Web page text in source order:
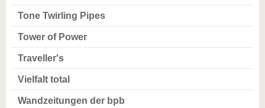
Tone Twirling Pipes
Tower of Power
Traveller's
Vielfalt total
Wandzeitungen der bpb